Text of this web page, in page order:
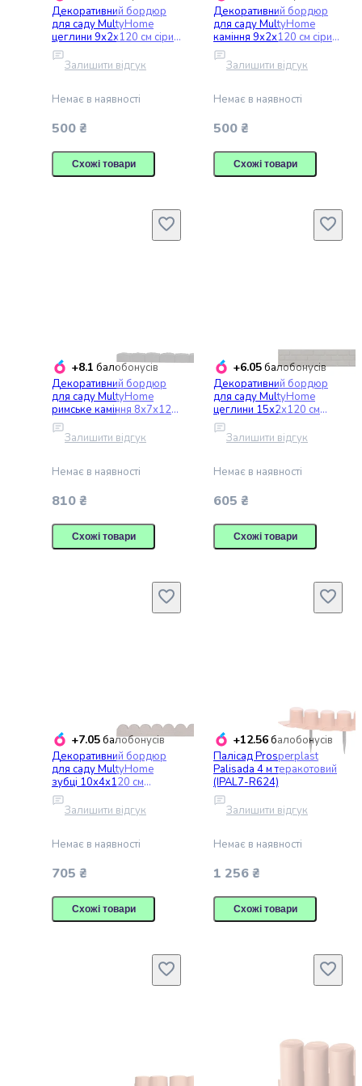
та
депіляції
Манікюр
та
Подарункові
косметики
Дитячі
товари
творчість
LEGO
Для
купання
та
Дитяча
косметика
Вагітність
і
біжутерія
Дитяча
побутова
хімія
Дитяча
кімната
активний
Прогулянки
та
поїздки
Контрацепція
Декоративний бордюр
для саду MultyHome
цеглини 9х2х120 см сірий
(243805)
Залишити відгук
Немає в наявності
500 ₴
Схожі товари
Декоративний бордюр
для саду MultyHome
каміння 9х2х120 см сірий
(107389)
Залишити відгук
Немає в наявності
500 ₴
Схожі товари
+8.1 балобонусів
Декоративний бордюр
для саду MultyHome
римське каміння 8х7х120
см сірий (209477)
Залишити відгук
Немає в наявності
810 ₴
Схожі товари
+6.05балобонусів
Декоративний бордюр
для саду MultyHome
цеглини 15х2х120 см
сіро-коричневий
(209479)
Залишити відгук
Немає в наявності
605 ₴
Схожі товари
+7.05балобонусів
Декоративний бордюр
для саду MultyHome
зубці 10х4х120 см
терракотовий (209481)
Залишити відгук
Немає в наявності
705 ₴
Схожі товари
+12.56балобонусів
Палісад Prosperplast
Palisada 4 м теракотовий
(IPAL7-R624)
Залишити відгук
Немає в наявності
1 256 ₴
Схожі товари